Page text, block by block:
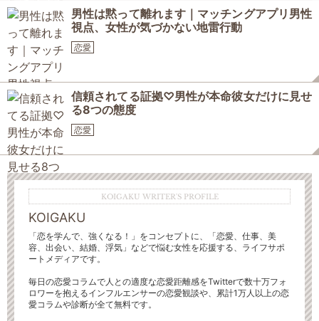
男性は黙って離れます｜マッチングアプリ男性
視点、女性が気づかない地雷行動
恋愛
信頼されてる証拠♡男性が本命彼女だけに見せ
る8つの態度
恋愛
KOIGAKU WRITER'S PROFILE
KOIGAKU
「恋を学んで、強くなる！」をコンセプトに、「恋愛、仕事、美
容、出会い、結婚、浮気」などで悩む女性を応援する、ライフサポ
ートメディアです。
毎日の恋愛コラムで人との適度な恋愛距離感をTwitterで数十万フォ
ロワーを抱えるインフルエンサーの恋愛観談や、累計1万人以上の恋
愛コラムや診断が全て無料です。